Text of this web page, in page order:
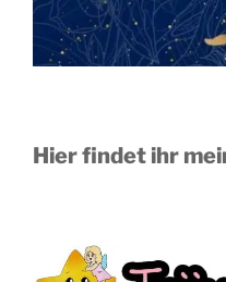
Hier findet ihr